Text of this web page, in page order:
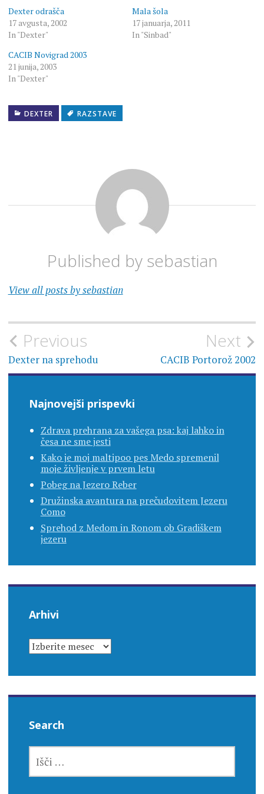
Dexter odrašča
17 avgusta, 2002
In "Dexter"
Mala šola
17 januarja, 2011
In "Sinbad"
CACIB Novigrad 2003
21 junija, 2003
In "Dexter"
DEXTER RAZSTAVE
Published by sebastian
View all posts by sebastian
Navigacija
prispevka
Previous
Dexter na sprehodu
Next
CACIB Portorož 2002
Najnovejši prispevki
Zdrava prehrana za vašega psa: kaj lahko in
česa ne sme jesti
Kako je moj maltipoo pes Medo spremenil
moje življenje v prvem letu
Pobeg na Jezero Reber
Družinska avantura na prečudovitem Jezeru
Como
Sprehod z Medom in Ronom ob Gradiškem
jezeru
Arhivi
ARHIVI
Search